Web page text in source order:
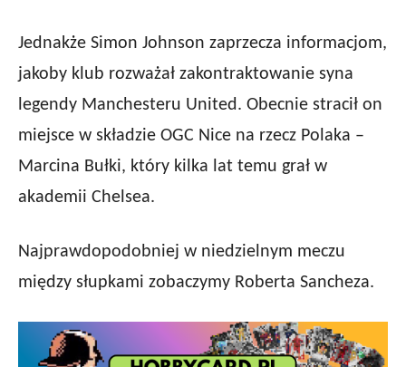
Jednakże Simon Johnson zaprzecza informacjom,
jakoby klub rozważał zakontraktowanie syna
legendy Manchesteru United. Obecnie stracił on
miejsce w składzie OGC Nice na rzecz Polaka –
Marcina Bułki, który kilka lat temu grał w
akademii Chelsea.
Najprawdopodobniej w niedzielnym meczu
między słupkami zobaczymy Roberta Sancheza.